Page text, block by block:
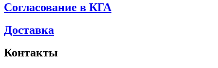
Согласование в КГА
Доставка
Контакты